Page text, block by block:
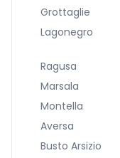
Grottaglie
Lagonegro
Ragusa
Marsala
Montella
Aversa
Busto Arsizio